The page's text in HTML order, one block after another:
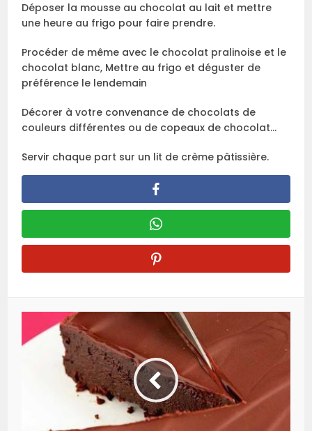
Déposer la mousse au chocolat au lait et mettre
une heure au frigo pour faire prendre.
Procéder de même avec le chocolat pralinoise et le
chocolat blanc, Mettre au frigo et déguster de
préférence le lendemain
Décorer à votre convenance de chocolats de
couleurs différentes ou de copeaux de chocolat…
Servir chaque part sur un lit de crème pâtissière.